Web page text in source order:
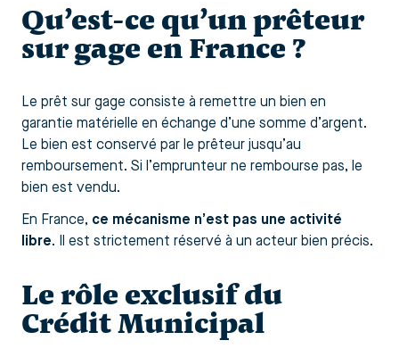
Qu’est-ce qu’un prêteur
sur gage en France ?
Le prêt sur gage consiste à remettre un bien en
garantie matérielle en échange d’une somme d’argent.
Le bien est conservé par le prêteur jusqu’au
remboursement. Si l’emprunteur ne rembourse pas, le
bien est vendu.
En France, ce mécanisme n’est pas une activité
libre. Il est strictement réservé à un acteur bien précis.
Le rôle exclusif du
Crédit Municipal